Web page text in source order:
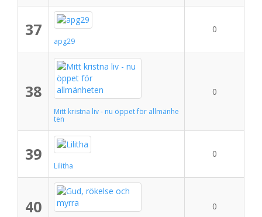
37
apg29
0
38
Mitt kristna liv - nu öppet för allmänhe
ten
0
39
Lilitha
0
40 0